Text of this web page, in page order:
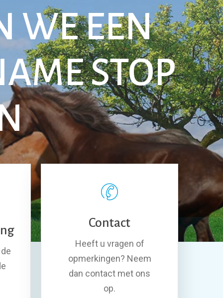
WE EEN
STOP
Contact
Heeft u vragen of
opmerkingen? Neem
dan contact met ons
op.